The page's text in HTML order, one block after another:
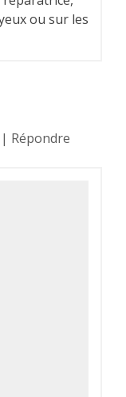
ou sur les
| Répondre